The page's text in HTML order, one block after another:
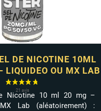
DE NICOTINE 10ML
OU MX LAB
9,99 €
Nicotine 10 ml 20 mg –
Lab (aléatoirement) :